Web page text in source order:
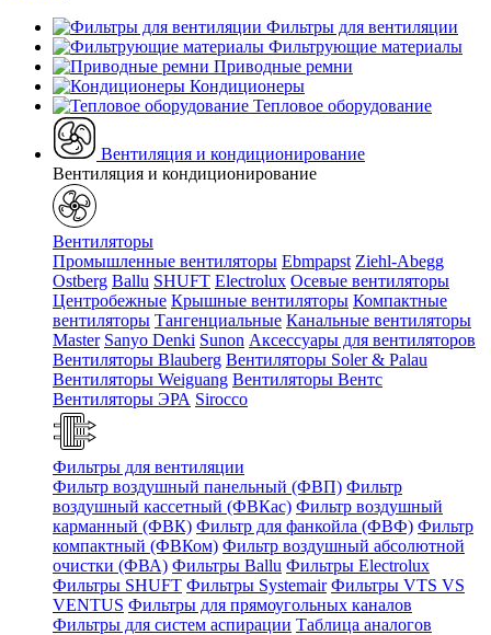
Фильтры для вентиляции
Фильтрующие материалы
Приводные ремни
Кондиционеры
Тепловое оборудование
Вентиляция и кондиционирование
Вентиляция и кондиционирование
Вентиляторы
Промышленные вентиляторы Ebmpapst Ziehl-Abegg
Ostberg Ballu SHUFT Electrolux Осевые вентиляторы
Центробежные Крышные вентиляторы Компактные
вентиляторы Тангенциальные Канальные вентиляторы
Master Sanyo Denki Sunon Аксессуары для вентиляторов
Вентиляторы Blauberg Вентиляторы Soler & Palau
Вентиляторы Weiguang Вентиляторы Вентс
Вентиляторы ЭРА Sirocco
Фильтры для вентиляции
Фильтр воздушный панельный (ФВП) Фильтр
воздушный кассетный (ФВКас) Фильтр воздушный
карманный (ФВК) Фильтр для фанкойла (ФВФ) Фильтр
компактный (ФВКом) Фильтр воздушный абсолютной
очистки (ФВА) Фильтры Ballu Фильтры Electrolux
Фильтры SHUFT Фильтры Systemair Фильтры VTS VS
VENTUS Фильтры для прямоугольных каналов
Фильтры для систем аспирации Таблица аналогов